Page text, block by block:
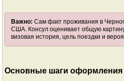
Важно: Сам факт проживания в
США. Консул оценивает общую
визовая история, цель поездки и
Основные шаги оформления